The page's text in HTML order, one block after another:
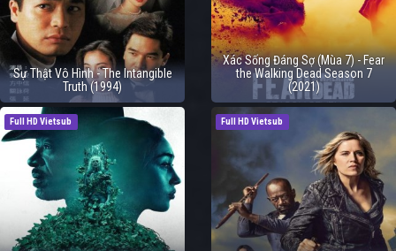
Sự Thật Vô Hình - The Intangible
Truth (1994)
Xác Sống Đáng Sợ (Mùa 7) - Fear
the Walking Dead Season 7
(2021)
Full HD Vietsub Full HD Vietsub